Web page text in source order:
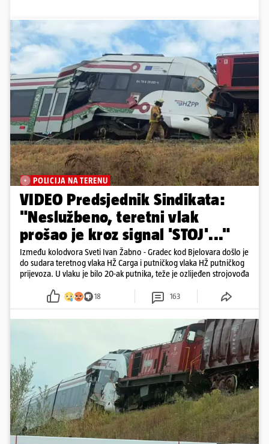
POLICIJA NA TERENU
VIDEO Predsjednik Sindikata:
"Neslužbeno, teretni vlak
prošao je kroz signal 'STOJ'..."
Između kolodvora Sveti Ivan Žabno - Gradec kod Bjelovara došlo je
do sudara teretnog vlaka HŽ Carga i putničkog vlaka HŽ putničkog
prijevoza. U vlaku je bilo 20-ak putnika, teže je ozlijeđen strojovođa
18 163